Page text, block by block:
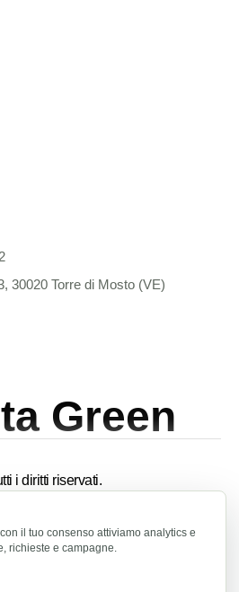
30020 Torre di Mosto (VE)
Green
i diritti riservati.
il tuo consenso attiviamo analytics e
richieste e campagne.